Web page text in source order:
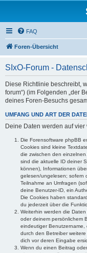
FAQ
Foren-Übersicht
SIxO-Forum -
Diese Richtlinie beschreibt,
forum“) (im Folgenden „der
deines Foren-Besuchs
UMFANG UND ART DER
Deine Daten werden auf
Die Forensoftware phpBB
Cookies sind kleine
die zwischen den
sind die aktuelle ID deiner
können), Informationen
gelesen/ungelesen; sofern
Teilnahme an Umfragen
deine Benutzer-ID, ein
Die Cookies haben
du jederzeit über die
Weiterhin werden die
oder deinem persönlichem
eindeutiger Benutzername,
durch den Betreiber
dich vor deren Eingabe
Wenn du einen Beitrag